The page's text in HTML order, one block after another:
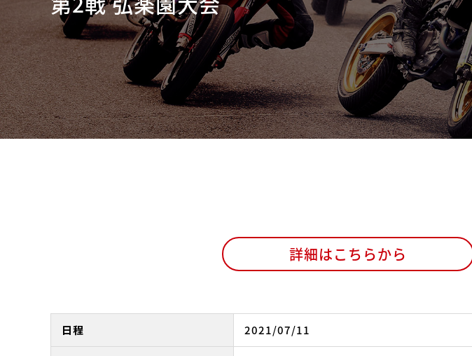
詳細はこちらから
日程 2021/07/11